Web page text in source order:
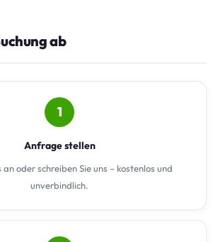
ab
1
Anfrage stellen
an oder schreiben Sie uns – kostenlos und
unverbindlich.